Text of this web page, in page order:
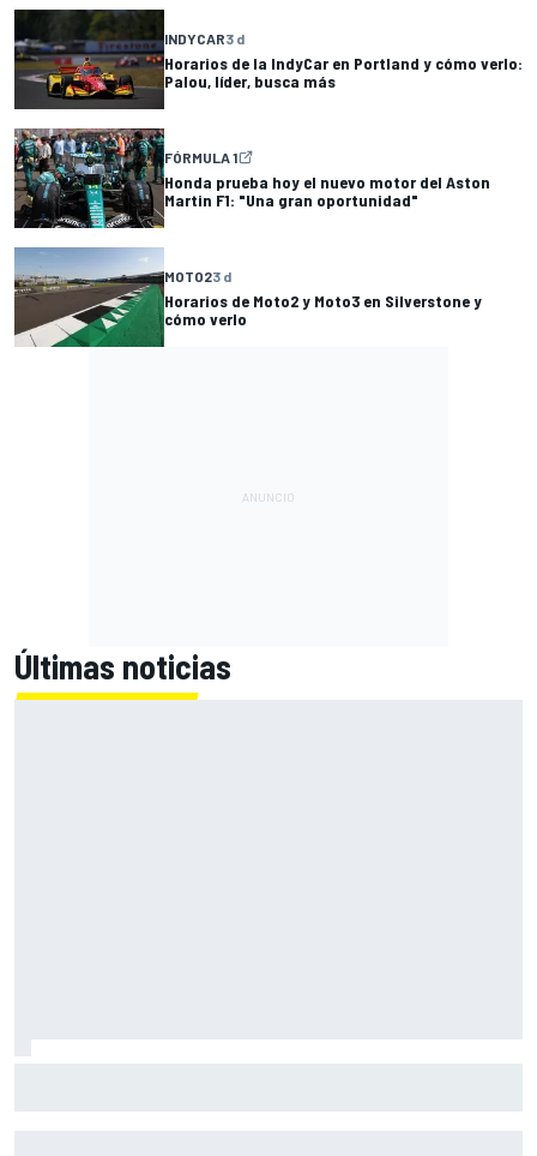
INDYCAR3 d
Horarios de la IndyCar en Portland y cómo verlo:
Palou, líder, busca más
FÓRMULA 1
Honda prueba hoy el nuevo motor del Aston
Martin F1: "Una gran oportunidad"
MOTO23 d
Horarios de Moto2 y Moto3 en Silverstone y
cómo verlo
Últimas noticias